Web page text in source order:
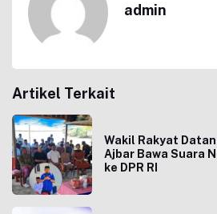
admin
Artikel Terkait
Wakil Rakyat
Ajbar Bawa Suara
ke DPR RI